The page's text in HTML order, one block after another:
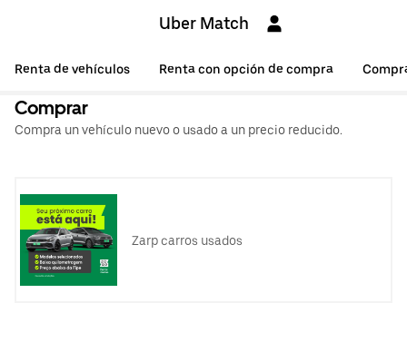
Uber Match
Renta de vehículos Renta con opción de compra
Comprar
Compra un vehículo nuevo o usado a un precio reducido.
Zarp carros usados